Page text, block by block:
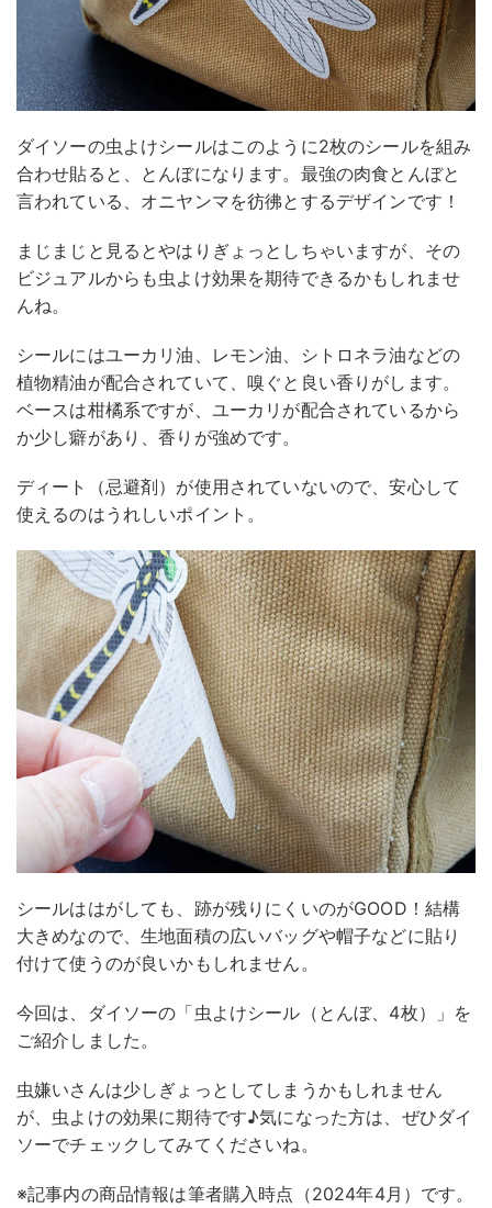
ダイソーの虫よけシールはこのように2枚のシールを組み
合わせ貼ると、とんぼになります。最強の肉食とんぼと
言われている、オニヤンマを彷彿とするデザインです！
まじまじと見るとやはりぎょっとしちゃいますが、その
ビジュアルからも虫よけ効果を期待できるかもしれませ
んね。
シールにはユーカリ油、レモン油、シトロネラ油などの
植物精油が配合されていて、嗅ぐと良い香りがします。
ベースは柑橘系ですが、ユーカリが配合されているから
か少し癖があり、香りが強めです。
ディート（忌避剤）が使用されていないので、安心して
使えるのはうれしいポイント。
シールははがしても、跡が残りにくいのがGOOD！結構
大きめなので、生地面積の広いバッグや帽子などに貼り
付けて使うのが良いかもしれません。
今回は、ダイソーの「虫よけシール（とんぼ、4枚）」を
ご紹介しました。
虫嫌いさんは少しぎょっとしてしまうかもしれません
が、虫よけの効果に期待です♪気になった方は、ぜひダイ
ソーでチェックしてみてくださいね。
※記事内の商品情報は筆者購入時点（2024年4月）です。